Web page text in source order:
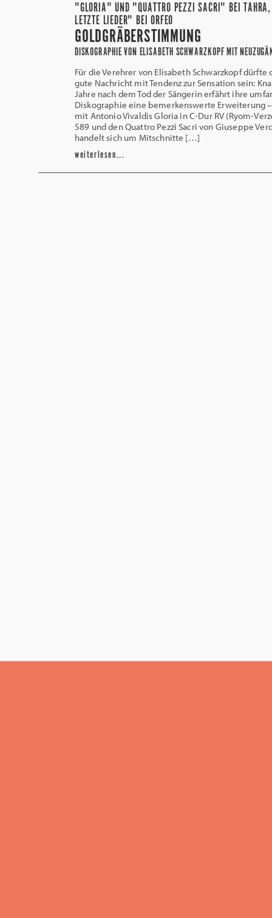
"GLORIA" UND "QUATTRO PEZZI SACRI" BEI
LETZTE LIEDER" BEI ORFEO
GOLDGRÄBERSTIMMUNG
DISKOGRAPHIE VON ELISABETH SCHWARZKOPF MIT
Für die Verehrer von Elisabeth Schwarzkopf dürfte
gute Nachricht mit Tendenz zur Sensation sein:
Jahre nach dem Tod der Sängerin erfährt ihre
Diskographie eine bemerkenswerte Erweiterung
mit Antonio Vivaldis Gloria in C-Dur RV (Ryom-
589 und den Quattro Pezzi Sacri von Giuseppe
handelt sich um Mitschnitte […]
weiterlesen...